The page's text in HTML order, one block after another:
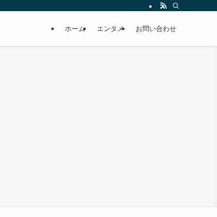
ホーム エンタメ お問い合わせ